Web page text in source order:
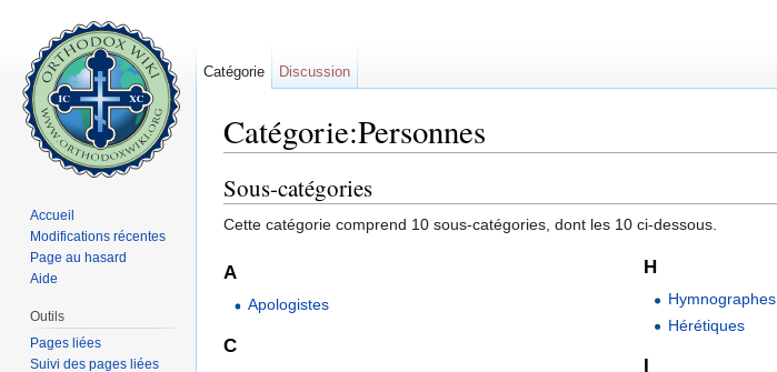
Catégorie:Personnes
Sous-catégories
Cette catégorie comprend 10 sous-catégories, dont les 10 ci-dessous.
A
Apologistes
C
H
Hymnographes
Hérétiques
Catégorie Discussion
Accueil
Modifications récentes
Page au hasard
Aide
Outils
Pages liées
Suivi des pages liées